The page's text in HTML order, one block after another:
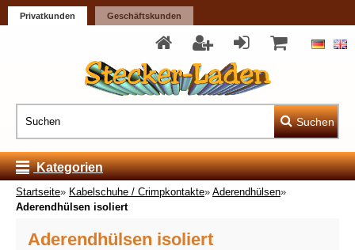
Privatkunden Geschäftskunden
Suchen
Kategorien
Startseite» Kabelschuhe / Crimpkontakte» Aderendhülsen»
Aderendhülsen isoliert
Aderendhülsen isoliert